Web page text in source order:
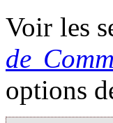
Voir les
de
options